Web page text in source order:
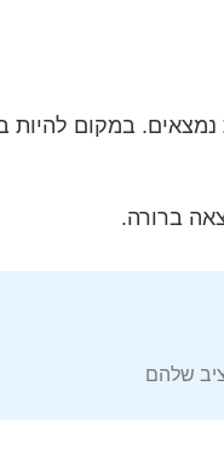
במקום להיות
ברורה.
שלהם